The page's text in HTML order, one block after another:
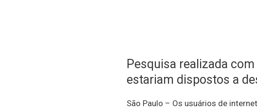
Pesquisa realizada
estariam dispostos a
São Paulo – Os usuários de